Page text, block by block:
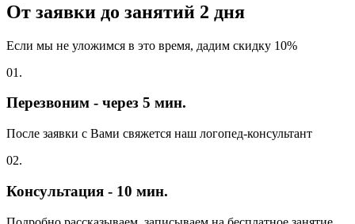
От заявки до занятий 2 дня
Если мы не уложимся в это время, дадим скидку 10%
01.
Перезвоним - через 5 мин.
После заявки с Вами свяжется наш логопед-консультант
02.
Консультация - 10 мин.